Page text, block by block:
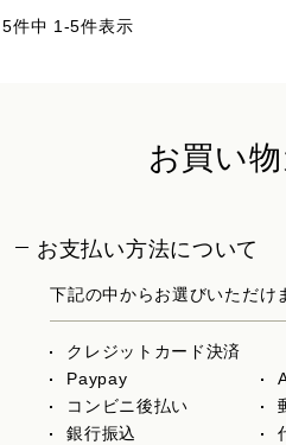
5件中 1 -5件表示
お買い
お支払い方法について
下記の中からお選びいただけ
クレジットカード決済
Paypay
コンビニ後払い
銀行振込